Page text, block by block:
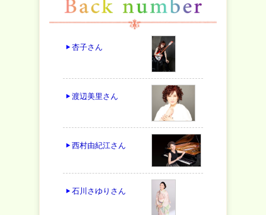
杏子さん
渡辺美里さん
西村由紀江さん
石川さゆり さん